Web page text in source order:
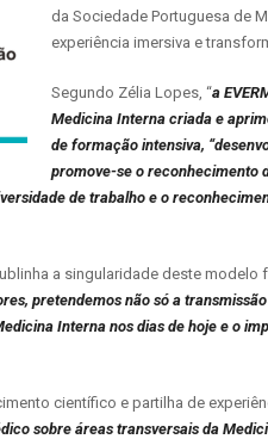
da Sociedade Portuguesa de
experiência imersiva e
Segundo Zélia Lopes, “a
Medicina Interna criada e
de formação intensiva,
promove-se o reconhecimento
de trabalho e o
a singularidade deste modelo
pretendemos não só a
Interna nos dias de hoje e o
científico e partilha de
sobre áreas transversais da